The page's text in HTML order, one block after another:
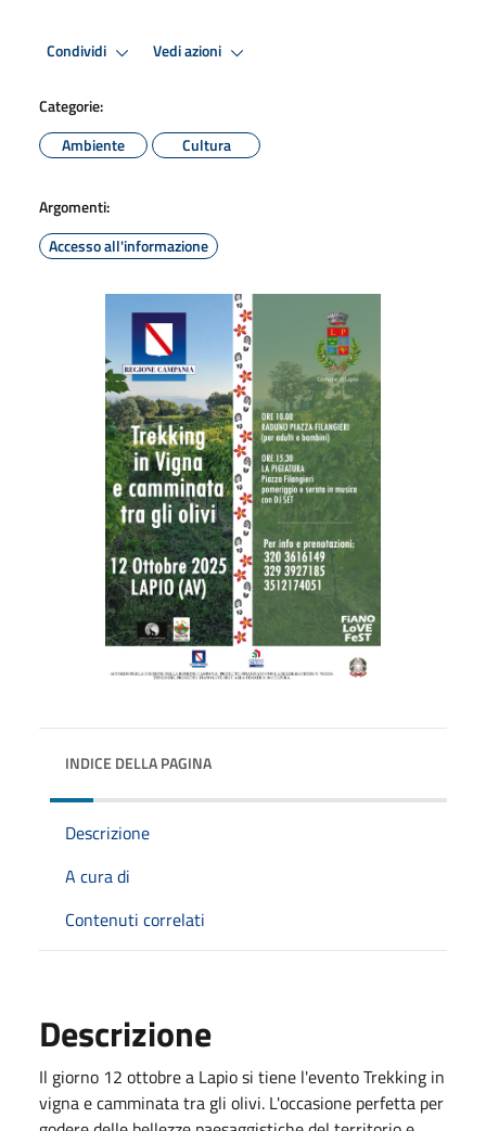
Condividi Vedi azioni
Categorie:
Ambiente
Cultura
Argomenti:
Accesso all'informazione
INDICE DELLA PAGINA
Descrizione
A cura di
Contenuti correlati
Descrizione
Il giorno 12 ottobre a Lapio si tiene l'evento Trekking in
vigna e camminata tra gli olivi. L'occasione perfetta per